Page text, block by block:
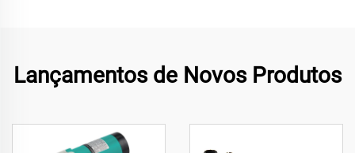
Lançamentos de Novos Produtos